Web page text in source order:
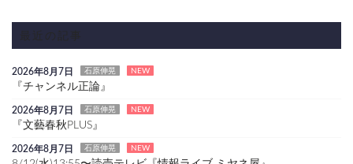
最近の記事
2026年8月7日 石原伸晃 NEW
『チャンネル正論』
2026年8月7日 石原伸晃 NEW
『文藝春秋PLUS』
2026年8月7日 石原伸晃 NEW